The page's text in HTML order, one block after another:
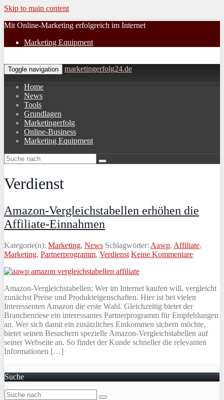
Skip to main content
Mit Online-Marketing erfolgreich im Internet
Marketing Equipment
Toggle navigation marketingerfolg24.de
Home
News
Tools
Grundlagen
Marketingerfolg
Online-Business
Marketing Equipment
Verdienst
Amazon-Vergleichstabellen erhöhen die
Affiliate-Einnahmen
Kategorie(n): Marketing, News Schlagwörter: Aawp, Affiliate,
Marketing, Partnerprogramm, Verdienst Keine Kommentare
Amazon-Vergleichstabellen: Wer im Internet kaufen will, vergleicht
zunächst Preise und Produkteigenschaften. Hier ist bei vielen
Interessenten Amazon die erste Wahl. Gleichzeitig bietet der
Branchenriese ein interessantes Partnerprogramm für Empfehlungen
an. Wer sich damit ein zusätzliches Einkommen sichern möchte,
bietet seinen Besuchern spezielle Amazon-Vergleichstabellen auf
seiner Webseite an. So findet der Kunde schneller die relevanten
Informationen […]
Suche